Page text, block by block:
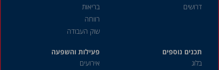
דרושים
בריאות
רווחה
שוק העבודה
תכנים נוספים
בלוג
פעילות והשפעה
אירועים